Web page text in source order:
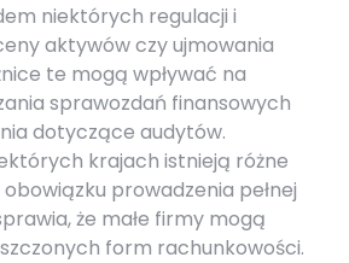
niektórych regulacji i
aktywów czy ujmowania
te mogą wpływać na
sprawozdań finansowych
dotyczące audytów.
krajach istnieją różne
prowadzenia pełnej
że małe firmy mogą
form rachunkowości.